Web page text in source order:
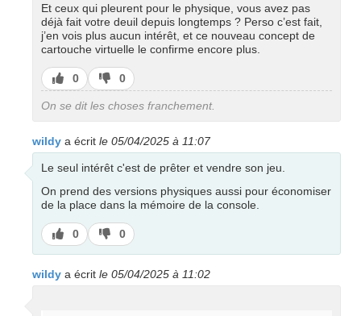
Et ceux qui pleurent pour le physique, vous avez pas
déjà fait votre deuil depuis longtemps ? Perso c’est fait,
j’en vois plus aucun intérêt, et ce nouveau concept de
cartouche virtuelle le confirme encore plus.
J’aime
0
J’aime
pas
0
On se dit les choses franchement.
wildy a écrit le 05/04/2025 à 11:07
Le seul intérêt c'est de prêter et vendre son jeu.
On prend des versions physiques aussi pour économiser
de la place dans la mémoire de la console.
J’aime
0
J’aime
pas
0
wildy a écrit le 05/04/2025 à 11:02